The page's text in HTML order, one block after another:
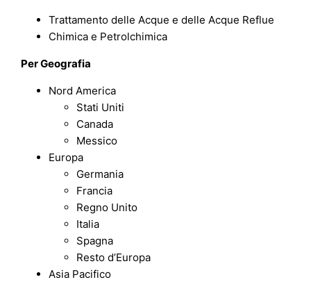
Trattamento delle Acque e delle Acque Reflue
Chimica e Petrolchimica
Per Geografia
Nord America
Stati Uniti
Canada
Messico
Europa
Germania
Francia
Regno Unito
Italia
Spagna
Resto d’Europa
Asia Pacifico